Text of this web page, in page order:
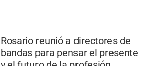
Rosario reunió a directores de
bandas para pensar el presente